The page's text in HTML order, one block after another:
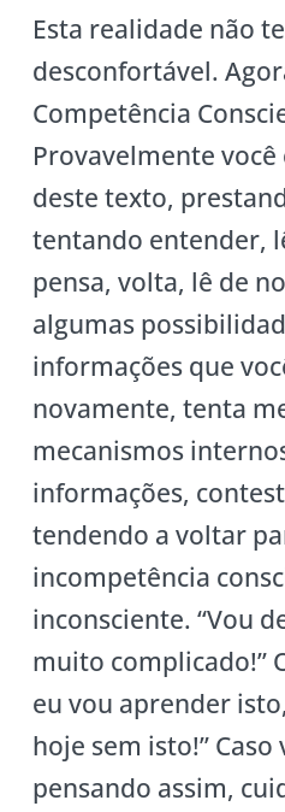
Esta realidade não
desconfortável.
Competência
Provavelmente
deste texto,
tentando entender,
pensa, volta, lê de
algumas
informações que
novamente, tenta
mecanismos
informações,
tendendo a voltar
incompetência
inconsciente. “Vou
muito complicado!”
eu vou aprender
hoje sem isto!” Caso
pensando assim,